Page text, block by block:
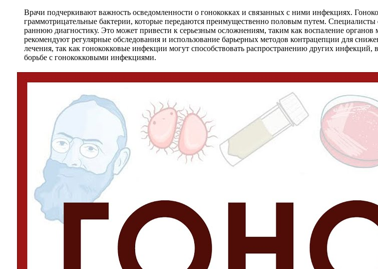
Врачи подчеркивают важность осведомленности о гонококках и связанных с ними инфекциях.
граммотрицательные бактерии, которые передаются преимущественно половым путем.
раннюю диагностику. Это может привести к серьезным осложнениям, таким как воспаление
рекомендуют регулярные обследования и использование барьерных методов контрацепции для
лечения, так как гонококковые инфекции могут способствовать распространению других
борьбе с гонококковыми инфекциями.